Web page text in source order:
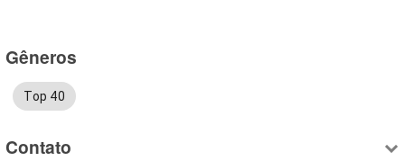
Gêneros
Top 40
Contato